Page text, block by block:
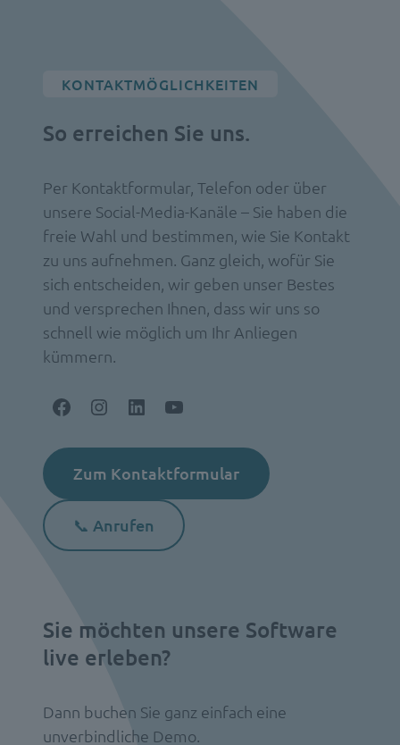
KONTAKTMÖGLICHKEITEN
So erreichen Sie uns.
Per Kontaktformular, Telefon oder über
unsere Social-Media-Kanäle – Sie haben die
freie Wahl und bestimmen, wie Sie Kontakt
zu uns aufnehmen. Ganz gleich, wofür Sie
sich entscheiden, wir geben unser Bestes
und versprechen Ihnen, dass wir uns so
schnell wie möglich um Ihr Anliegen
kümmern.
Facebook
Instagram
LinkedInYouTube
Zum Kontaktformular
📞 Anrufen
Sie möchten unsere Software
live erleben?
Dann buchen Sie ganz einfach eine
unverbindliche Demo.